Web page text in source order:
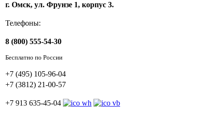
г. Омск, ул. Фрунзе 1, корпус 3.
Телефоны:
8 (800) 555-54-30
Бесплатно по России
+7 (495) 105-96-04
+7 (3812) 21-00-57
+7 913 635-45-04